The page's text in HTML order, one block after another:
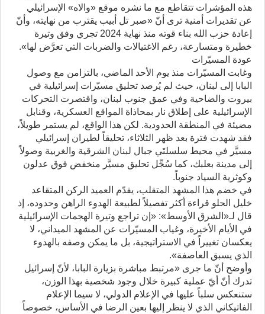
هذه المؤشرات تتقاطع مع ما نشره موقع «والاه» الإسرائيلي
عن تقديرات أمنية ترى أنّ «صبر تل أبيب يقترب من نهايته، وأنّ
إعادة حزب الله بناء قوته منذ نهاية 2024 تجري وفق وتيرة
خطيرة ومتسارعة، رغم الاغتيالات والضربات التي تعرَّض لها».
عودة المسيّرات
وغابت المسيّرات منذ يوم الأحد الماضي، بالتزامن مع وصول
البابا إلى لبنان، حيث لم يُرصد تحليق مسيّرات إسرائيلية في
بيروت والضاحية وفي عمق جنوب لبنان، واقتصرت التحركات
الإسرائيلية على إطلاق نار بمحاذاة المواقع العسكرية، وقنابل
مضيئة في المنطقة الحدودية. لكن هذا الواقع، لم يستمر طويلاً،
فقد شهدت فترة بعد ظهر الثلاثاء، تحليقاً لطيران إسرائيلي
مسيَّر في محيط سلسلتَي جبال لبنان الشرقية والغربية وصولاً
إلى مدينة بعلبك، كما سُجِّل تحليق مسيَّر منخفض فوق عدلون
وكوثرية السياد جنوباً.
في خضم هذا المشهد المتقلب، يقدّم العميد الركن المتقاعد
خليل الحلو قراءة أكثر تفصيلاً لطبيعة الهدوء الراهن وحدوده، إذ
قال لـ«الشرق الأوسط»: «إن تراجع وتيرة الهجمات الإسرائيلية
في الأيام الأخيرة، وغياب المسيّرات عن المشهد الميداني، لا
يعكسان تغييراً في الاستراتيجية، بل ما يمكن وصفه بالهدوء
الذي يسبق العاصفة».
وأوضح أنّ ما جرى «مرتبط مباشرة بزيارة البابا، لأنّ إسرائيل
تدرك أنّ أيّ عملية كبيرة خلال وجود شخصية بهذا الوزن،
ستنعكس سلباً عليها في الإعلام الدولي، لا سيما الإعلام
الفاتيكاني الذي لا ينظر إليها بعين الرضا في الأساس، خصوصاً